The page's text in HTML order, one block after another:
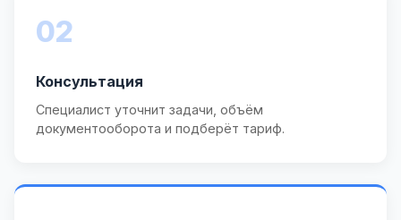
02
Консультация
Специалист уточнит задачи, объём
документооборота и подберёт тариф.